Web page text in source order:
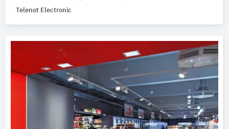
Telenot Electronic